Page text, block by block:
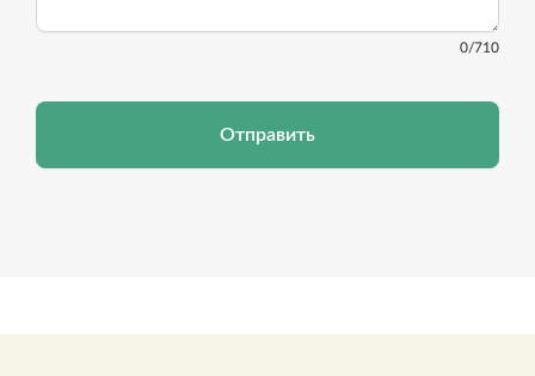
0/710
Отправить